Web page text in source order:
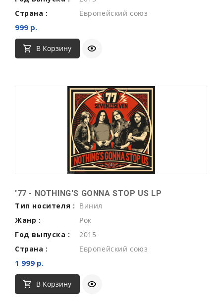
Страна :
Европейский союз
999 р.
В Корзину
'77 - NOTHING'S GONNA STOP US LP
Тип носителя : Винил
Жанр :
Рок
Год выпуска :
2015
Страна :
Европейский союз
1 999 р.
В Корзину